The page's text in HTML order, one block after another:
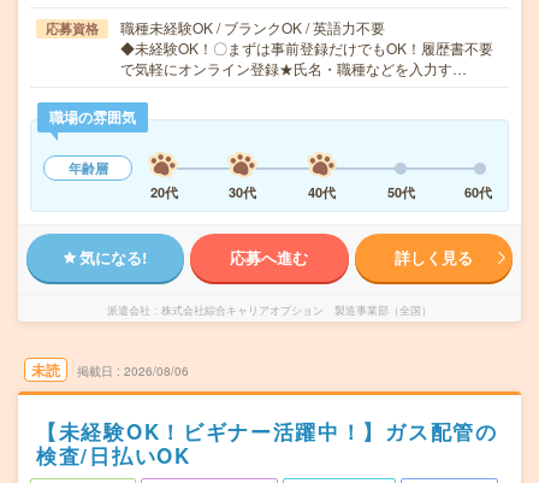
応募資格
職種未経験OK / ブランクOK / 英語力不要
◆未経験OK！〇まずは事前登録だけでもOK！履歴書不要
で気軽にオンライン登録★氏名・職種などを入力す…
職場の雰囲気
年齢層
20代
30代 40代 50代 60代
気になる! 応募へ進む 詳しく見る
派遣会社 株式会社綜合キャリアオプション 製造事業部（全国）
未読 掲載日 2026/08/06
【未経験OK！ビギナー活躍中！】ガス配管の
検査/日払いOK